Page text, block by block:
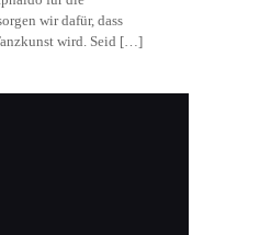
wir dafür, dass
wird. Seid […]